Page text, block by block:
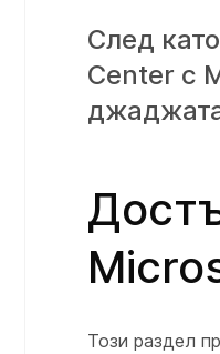
След
Center с
Този раздел